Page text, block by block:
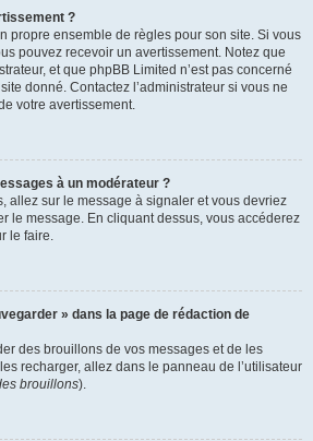
?
propre ensemble de règles pour son site. Si vous
pouvez recevoir un avertissement. Notez que
et que phpBB Limited n’est pas concerné
donné. Contactez l’administrateur si vous ne
votre avertissement.
à un modérateur ?
allez sur le message à signaler et vous devriez
le message. En cliquant dessus, vous accéderez
le faire.
» dans la page de rédaction de
des brouillons de vos messages et de les
recharger, allez dans le panneau de l’utilisateur
brouillons).